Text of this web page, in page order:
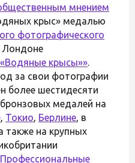
мнением
крыс» медалью
фотографического
Лондоне
.
за свои фотографии
более шестидесяти
медалей на
, Токио, Берлине, в
также на крупных